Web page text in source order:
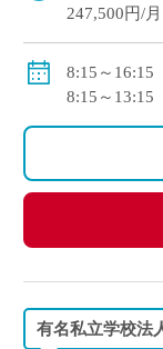
247,500円/
賞与：あり
267,800円/
8:15～16:15
8:15～13:15
有名私立学校法